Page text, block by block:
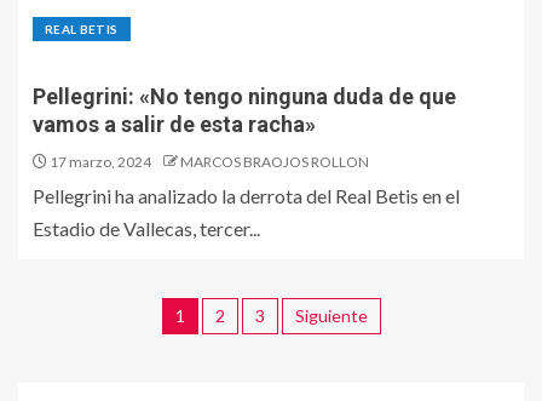
REAL BETIS
Pellegrini: «No tengo ninguna duda de que
vamos a salir de esta racha»
17 marzo, 2024 MARCOS BRAOJOS ROLLON
Pellegrini ha analizado la derrota del Real Betis en el
Estadio de Vallecas, tercer...
1 2 3 Siguiente